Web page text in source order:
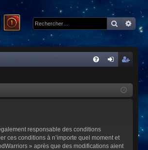
cri
responsable des conditions
ces conditions à n’importe quel moment et
» après que des modifications aient